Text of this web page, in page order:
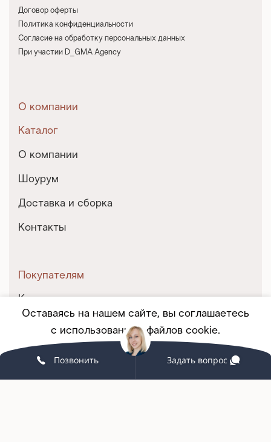
Договор оферты
Политика конфиденциальности
Согласие на обработку персональных данных
При участии D_GMA Agency
О компании
Каталог
О компании
Шоурум
Доставка и сборка
Контакты
Покупателям
Корпоративным клиентам
Партнерство
Оставаясь на нашем сайте, вы соглашаетесь
с использованием файлов cookie.
ПОДРОБНЕЕ Принять
Позвонить Задать вопрос